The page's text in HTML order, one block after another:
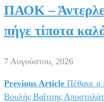
ΠΑΟΚ –
πήγε τίποτα
7 Αυγούστου, 2026
Πλοήγηση
Previous Article Πέθανε ο
Βουλής Βαΐτσης